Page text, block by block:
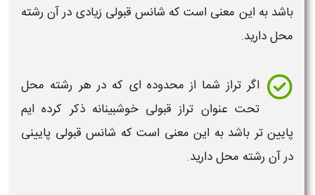
باشد به این معنی است که شانس قبولی زیادی در آن رشته
محل دارید.
اگرتراز شما از محدوده ای که در هر رشته محل
تحت عنوان تراز قبولی خوشبینانه ذکر کرده ایم
پایین تر باشد به این معنی است که شانس قبولی پایینی
در آن رشته محل دارید.